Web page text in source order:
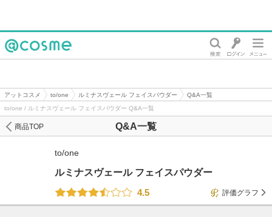
アットコスメ to/one ルミナスヴェール フェイスパウダー
Q&A一覧
to/one / ルミナスヴェール フェイスパウダー Q&A一覧
Q&A一覧
商品TOP
to/one
ルミナスヴェール フェイスパウダー
4.5
評価グラフ